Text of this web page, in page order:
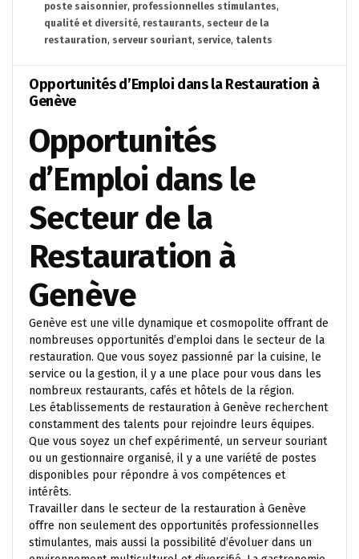
poste saisonnier, professionnelles stimulantes,
qualité et diversité, restaurants, secteur de la
restauration, serveur souriant, service, talents
Opportunités d’Emploi dans la Restauration à
Genève
Opportunités
d’Emploi dans le
Secteur de la
Restauration à
Genève
Genève est une ville dynamique et cosmopolite offrant de
nombreuses opportunités d’emploi dans le secteur de la
restauration. Que vous soyez passionné par la cuisine, le
service ou la gestion, il y a une place pour vous dans les
nombreux restaurants, cafés et hôtels de la région.
Les établissements de restauration à Genève recherchent
constamment des talents pour rejoindre leurs équipes.
Que vous soyez un chef expérimenté, un serveur souriant
ou un gestionnaire organisé, il y a une variété de postes
disponibles pour répondre à vos compétences et
intérêts.
Travailler dans le secteur de la restauration à Genève
offre non seulement des opportunités professionnelles
stimulantes, mais aussi la possibilité d’évoluer dans un